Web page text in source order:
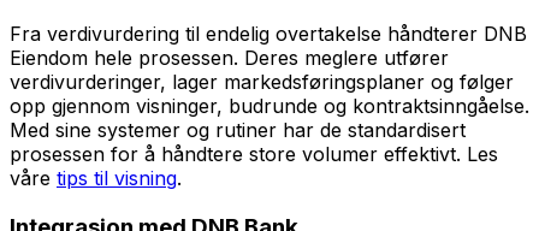
Fra verdivurdering til endelig overtakelse håndterer DNB
Eiendom hele prosessen. Deres meglere utfører
verdivurderinger, lager markedsføringsplaner og følger
opp gjennom visninger, budrunde og kontraktsinngåelse.
Med sine systemer og rutiner har de standardisert
prosessen for å håndtere store volumer effektivt. Les
våre tips til visning.